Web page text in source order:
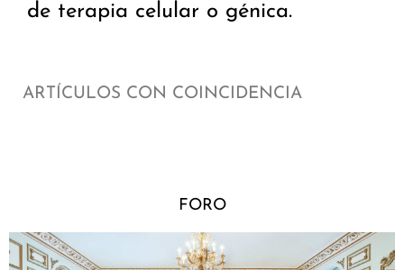
de terapia celular o génica.
ARTÍCULOS CON COINCIDENCIA
FORO